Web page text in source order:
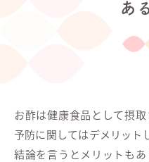
あ
お酢は健康食品として摂
予防に関してはデメリット
結論を言うとメリットも